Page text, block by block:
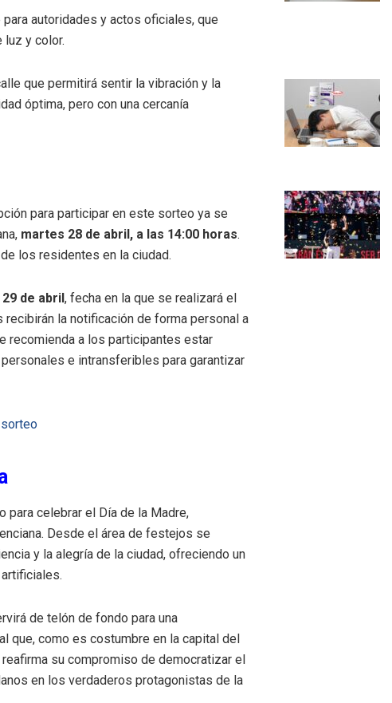
autoridades y actos oficiales, que
luz y color.
que permitirá sentir la vibración y la
óptima, pero con una cercanía
para participar en este sorteo ya se
martes 28 de abril, a las 14:00 horas.
los residentes en la ciudad.
de abril, fecha en la que se realizará el
la notificación de forma personal a
recomienda a los participantes estar
e intransferibles para garantizar
celebrar el Día de la Madre,
Desde el área de festejos se
y la alegría de la ciudad, ofreciendo un
de telón de fondo para una
que, como es costumbre en la capital del
su compromiso de democratizar el
en los verdaderos protagonistas de la